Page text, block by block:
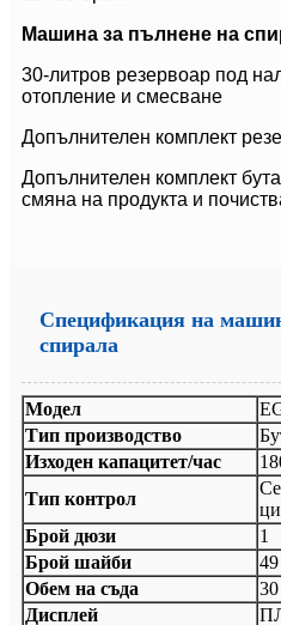
Машина за пълнене на
30-литров резервоар под
отопление и смесване
Допълнителен комплект
Допълнителен комплект
смяна на продукта и
Спецификация на
спирала
Модел
Тип производство
Изходен капацитет/час
Тип контрол
Брой дюзи
1
Брой шайби
49
Обем на съда
Дисплей